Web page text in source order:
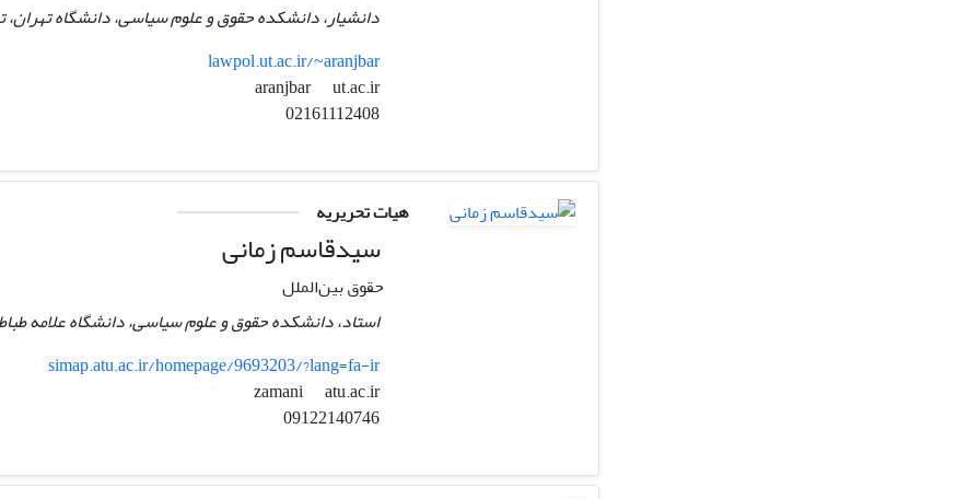
دانشیار، دانشکده حقوق و علوم سیاسی، دانشگاه تهران،
lawpol.ut.ac.ir/~aranjbar
aranjbar
ut.ac.ir
هیات تحریریه
سیدقاسم زمانی
حقوق بین‌الملل
استاد، دانشکده حقوق و علوم سیاسی، دانشگاه علامه
simap.atu.ac.ir/homepage/9693203/?lang=fa-ir
zamani
atu.ac.ir